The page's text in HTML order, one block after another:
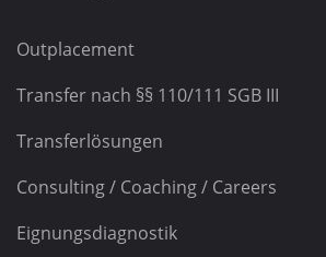
Outplacement
Transfer nach §§ 110/111 SGB III
Transferlösungen
Consulting / Coaching / Careers
Eignungsdiagnostik